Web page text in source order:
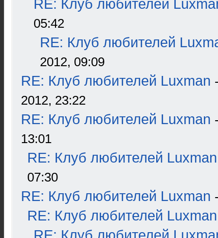
RE: Клуб любителей
05:42
RE: Клуб любителей
2012, 09:09
RE: Клуб любителей Luxman
2012, 23:22
RE: Клуб любителей Luxman
13:01
RE: Клуб любителей Luxman
07:30
RE: Клуб любителей Luxman
RE: Клуб любителей Luxman